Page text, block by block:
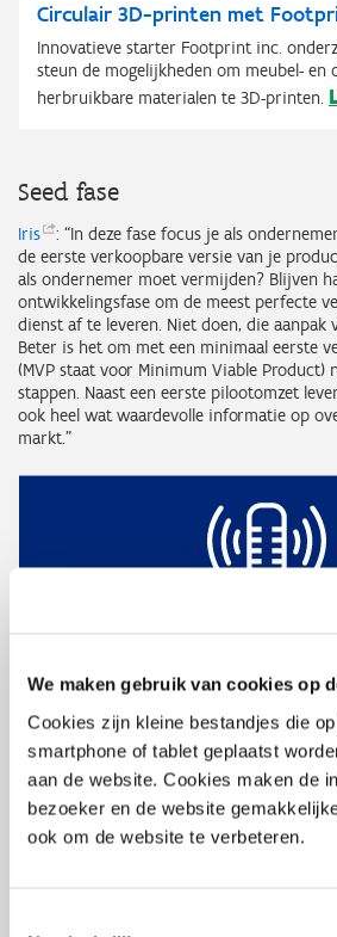
We maken gebruik van cookies op
Cookies zijn kleine bestandjes die
smartphone of tablet geplaatst
aan de website. Cookies maken de
bezoeker en de website
ook om de website te verbeteren.
Circulair 3D-printen met
Innovatieve starter Footprint inc.
steun de mogelijkheden om meubel- en
herbruikbare materialen te 3D-printen.
Seed fase
Iris
: “In deze fase focus je als
de eerste verkoopbare versie van je
als ondernemer moet vermijden? Blijven
ontwikkelingsfase om de meest perfecte
dienst af te leveren. Niet doen, die aanpak
Beter is het om met een minimaal eerste
(MVP staat voor Minimum Viable Product)
stappen. Naast een eerste pilootomzet
ook heel wat waardevolle informatie op
markt.”
Twee interessante boeken over dit
voor ondernemers' van Jurgen Ingels
Your Startup' van Kim Hvidkjaer. Over
maakten we bij VLAIO een boeiende
Beluister ze hier
toegevoegde